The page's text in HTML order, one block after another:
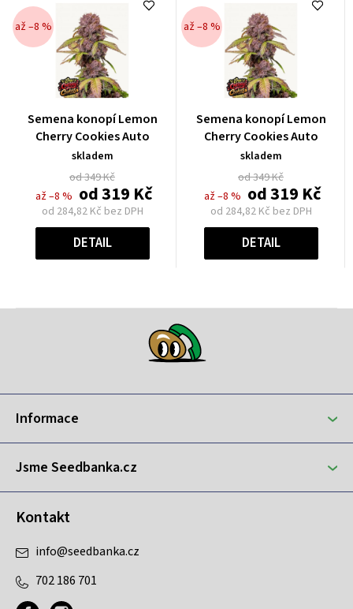
až –8 %
Průměrné
hodnocení
produktu
je
0,0
z
hvězdiček.
Semena konopí Lemon
Cherry Cookies Auto
skladem
od 349 Kč
až –8 % od319 Kč
od 284,82 Kč bez DPH
Měrná
cena:
DETAIL
až –8 %
Průměrné
hodnocení
produktu
je
0,0
z
hvězdiček.
Semena konopí Lemon
Cherry Cookies Auto
skladem
od 349 Kč
až –8 % od319 Kč
od 284,82 Kč bez DPH
Měrná
cena:
DETAIL
a
í
Informace
Jsme Seedbanka.cz
Kontakt
info@seedbanka.cz
702 186 701